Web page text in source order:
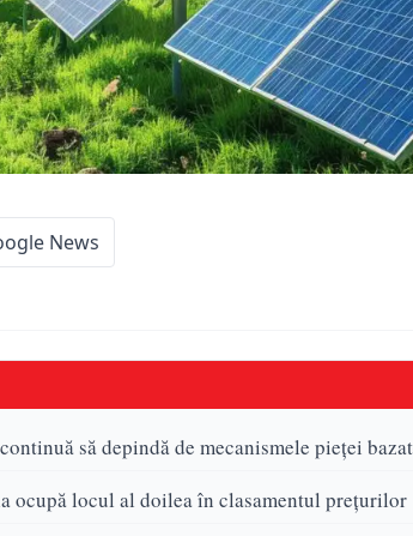
News
să depindă de mecanismele pieței
ocupă locul al doilea în clasamentul prețurilor